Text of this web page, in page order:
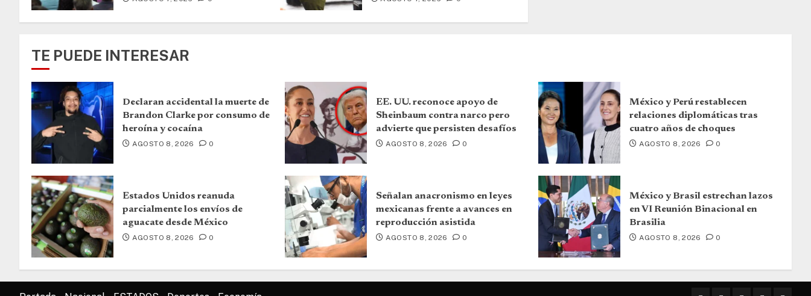
TE PUEDE INTERESAR
Declaran accidental la muerte de
Brandon Clarke por consumo de
heroína y cocaína
AGOSTO 8, 2026 0
EE. UU. reconoce apoyo de
Sheinbaum contra narco pero
advierte que persisten desafíos
AGOSTO 8, 2026 0
México y Perú restablecen
relaciones diplomáticas tras
cuatro años de choques
AGOSTO 8, 2026 0
Estados Unidos reanuda
parcialmente los envíos de
aguacate desde México
AGOSTO 8, 2026 0
Señalan anacronismo en leyes
mexicanas frente a avances en
reproducción asistida
AGOSTO 8, 2026 0
México y Brasil estrechan lazos
en VI Reunión Binacional en
Brasilia
AGOSTO 8, 2026 0